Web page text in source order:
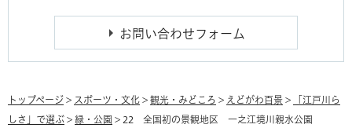
トップページ > スポーツ・文化 > 観光・みどころ > えどがわ百景 > 「江戸川ら
しさ」で選ぶ > 緑・公園 > 22 全国初の景観地区 一之江境川親水公園